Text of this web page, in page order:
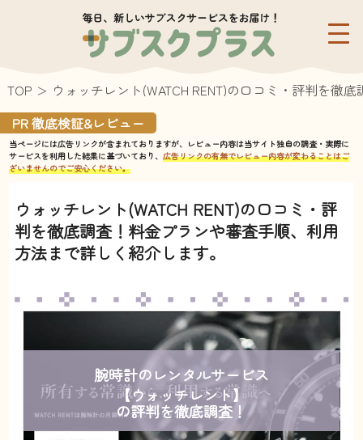
TOP
ウォッチレント(WATCH RENT)の口コミ・評判を徹
PR 徹底検証&レビュー
当ページには広告リンクが含まれておりますが、レビュー内容は当サイト独自の調査・実際に
サービスを利用した結果に基づいており、広告リンクの有無でレビュー内容が変わることはご
ざいませんのでご安心ください。
ウォッチレント(WATCH RENT)の口コミ・評
判を徹底調査！料金プランや審査手順、利用
方法まで詳しく紹介します。
腕時計のレンタルサービス
【ウォッチレント】
の評判を徹底調査！